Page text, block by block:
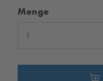
Menge